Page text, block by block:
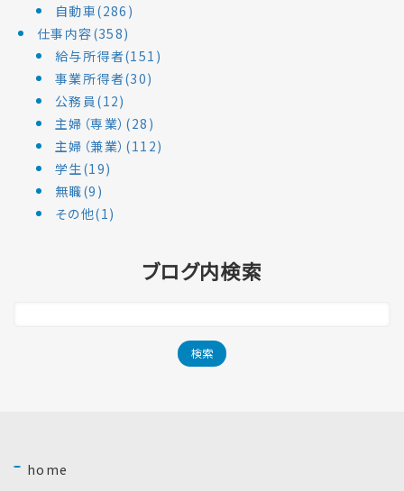
自動車(286)
仕事内容(358)
給与所得者(151)
事業所得者(30)
公務員(12)
主婦（専業）(28)
主婦（兼業）(112)
学生(19)
無職(9)
その他(1)
ブログ内検索
home